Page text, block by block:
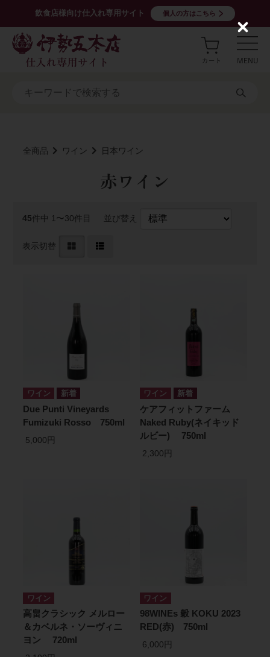
飲食店様向け仕入れ専用サイト 個人の方はこちら
全商品 ワイン 日本ワイン
赤ワイン
45件中 1〜30件目 並び替え
表示切替
ワイン
Due Punti Vineyards
Fumizuki Rosso 750ml
5,000円
ワイン
ケアフィットファーム
Naked Ruby(ネイキッド
ルビー) 750ml
2,300円
ワイン
高畠クラシック メルロー
＆カベルネ・ソーヴィニ
ヨン 720ml
ワイン
98WINEs 穀 KOKU 2023
RED(赤) 750ml
6,000円
C
l
s